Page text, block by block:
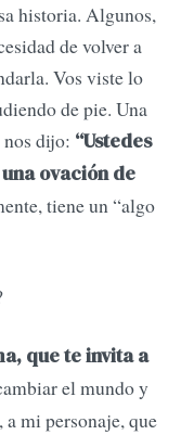
historia. Algunos,
de volver a
Vos viste lo
de pie. Una
dijo: “Ustedes
ovación de
tiene un “algo
que te invita a
el mundo y
mi personaje, que